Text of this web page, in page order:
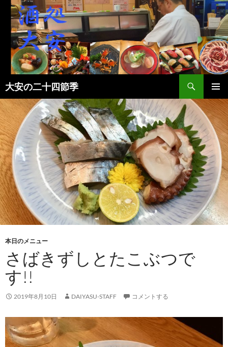
大安の二十四節季
検
索
メインメ
ニュー
ン
テ
ン
ツ
へ
ス
キ
ッ
プ
本日のメニュー
さばきずしとたこぶつで
す!!
2019年8月10日 DAIYASU-STAFF コメントする